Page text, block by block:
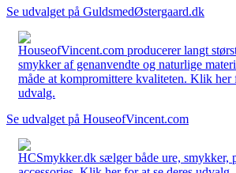
Se udvalget på GuldsmedØstergaard.dk
HouseofVincent.com producerer langt
smykker af genanvendte og naturlige
måde at kompromittere kvaliteten. Klik her
udvalg.
Se udvalget på HouseofVincent.com
HCSmykker.dk sælger både ure, smykker,